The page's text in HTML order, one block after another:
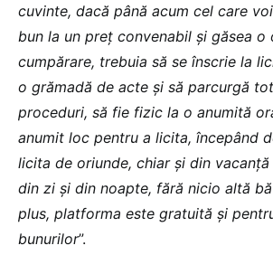
cuvinte, dacă până acum cel care
bun la un preț convenabil și găsea o
cumpărare, trebuia să se înscrie la
o grămadă de acte și să parcurgă
proceduri, să fie fizic la o anumită
anumit loc pentru a licita, începând
licita de oriunde, chiar și din
din zi și din noapte, fără nicio altă
plus, platforma este gratuită și
bunurilor”.